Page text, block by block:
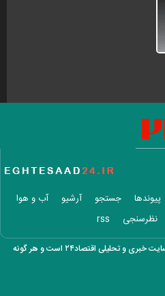
پیوندها جستجو آرشیو
آب و هوا
نظرسنجی rss
کلیه حقوق این وب سایت متعلق به وب سایت خبری و تحلیلی اقتصاد۲۴ است و هر گونه